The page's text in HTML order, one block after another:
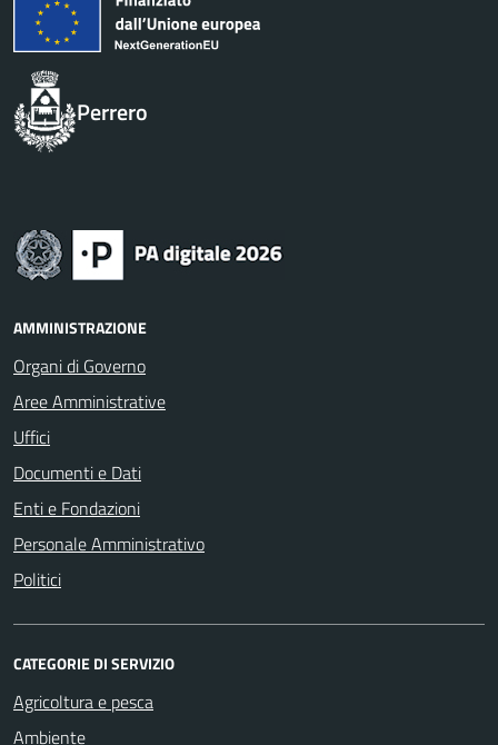
Perrero
AMMINISTRAZIONE
Organi di Governo
Aree Amministrative
Uffici
Documenti e Dati
Enti e Fondazioni
Personale Amministrativo
Politici
CATEGORIE DI SERVIZIO
Agricoltura e pesca
Ambiente